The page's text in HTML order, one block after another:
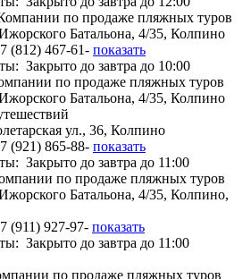
по продаже пляжных туров
Батальона, 4/35, Колпино
(812) 467-61- показать
Закрыто до завтра до 10:00
по продаже пляжных туров
Батальона, 4/35, Колпино
ул., 36, Колпино
(921) 865-88- показать
Закрыто до завтра до 11:00
по продаже пляжных туров
Батальона, 4/35, Колпино,
(911) 927-97- показать
Закрыто до завтра до 11:00
по продаже пляжных туров